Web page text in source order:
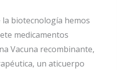
la biotecnología hemos
medicamentos
Vacuna recombinante,
un aticuerpo